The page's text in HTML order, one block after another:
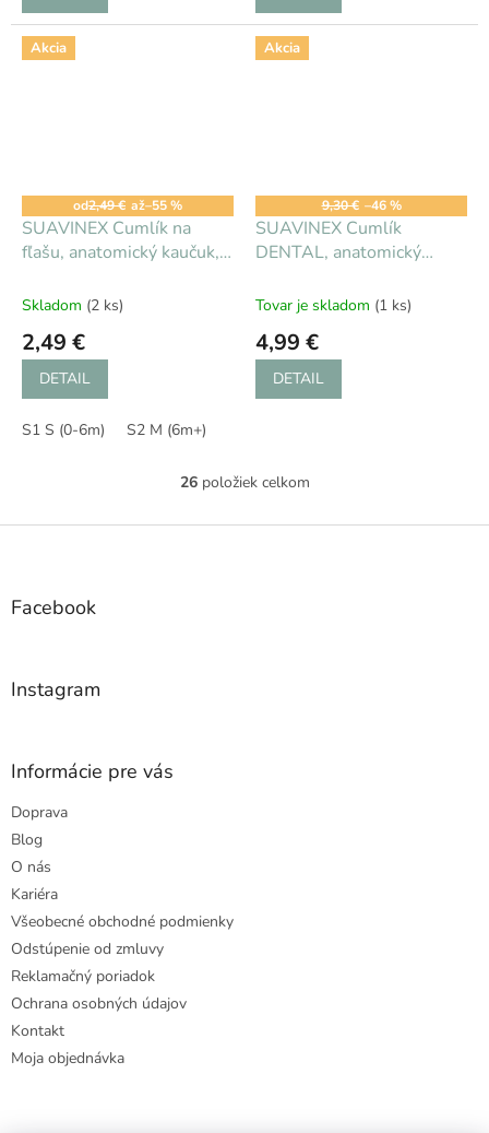
Akcia
od2,49 € až–55 %
SUAVINEX Cumlík na
fľašu, anatomický kaučuk,
Skladom (2 ks)
2,49 €
DETAIL
S1 S (0-6m) S2 M (6m+)
Akcia
9,30 € –46 %
SUAVINEX Cumlík
DENTAL, anatomický
Tovar je skladom (1 ks)
4,99 €
DETAIL
O
l
26položiek celkom
Z
Facebook
Instagram
Informácie pre vás
Doprava
Blog
O nás
Kariéra
Všeobecné obchodné podmienky
Odstúpenie od zmluvy
Reklamačný poriadok
Ochrana osobných údajov
Kontakt
Moja objednávka